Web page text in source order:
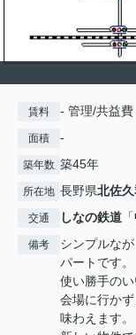
賃料 - 管理/共益費
面積 -
築年数 築45年
所在地 長野県北佐
交通 しなの鉄道 「
備考
シンプルな
パートです。
使い勝手のい
会場に行か
味わえます。